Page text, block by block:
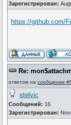
Зарегистрирован:
https://github.com/
Re:
ответом на сообщение
stelvic
Сообщений: 16
Зарегистрирован: